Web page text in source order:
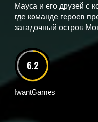
Мауса и его друзей с
где команде героев
загадочный остров
6.2
IwantGames